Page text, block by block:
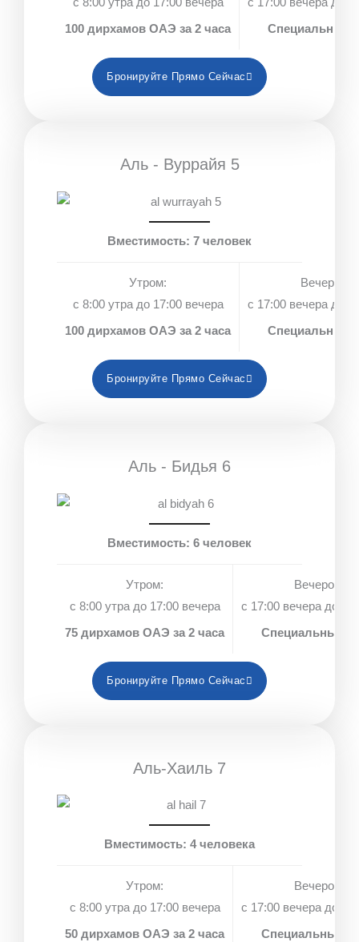
с 8:00 утра до 17:00 вечера
100 дирхамов ОАЭ за 2 часа
с 17:00 вечера до
Специальные
Бронируйте Прямо Сейчас
Аль - Вуррайя 5
Вместимость: 7 человек
Утром:
с 8:00 утра до 17:00 вечера
100 дирхамов ОАЭ за 2 часа
Вечером:
с 17:00 вечера до
Специальные
Бронируйте Прямо Сейчас
Аль - Бидья 6
Вместимость: 6 человек
Утром:
с 8:00 утра до 17:00 вечера
75 дирхамов ОАЭ за 2 часа
Вечером:
с 17:00 вечера до
Специальные
Бронируйте Прямо Сейчас
Аль-Хаиль 7
Вместимость: 4 человека
Утром:
с 8:00 утра до 17:00 вечера
50 дирхамов ОАЭ за 2 часа
Вечером:
с 17:00 вечера до
Специальные